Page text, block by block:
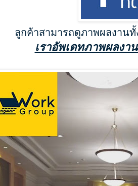
ลูกค้าสามารถดูภาพผลงานทั้
เราอัพเดทภาพผลงา